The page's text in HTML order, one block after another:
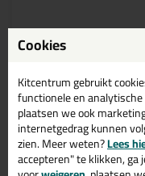
in 10+ kleuren
Bekijken
Otto
vloerkit
Cookies
Kitcentrum gebruikt
functionele en
plaatsen we ook
internetgedrag kunnen
zien. Meer weten?Lees
accepteren" te klikken, ga